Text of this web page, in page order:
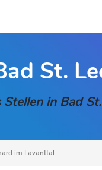
St.
in Bad
im Lavanttal